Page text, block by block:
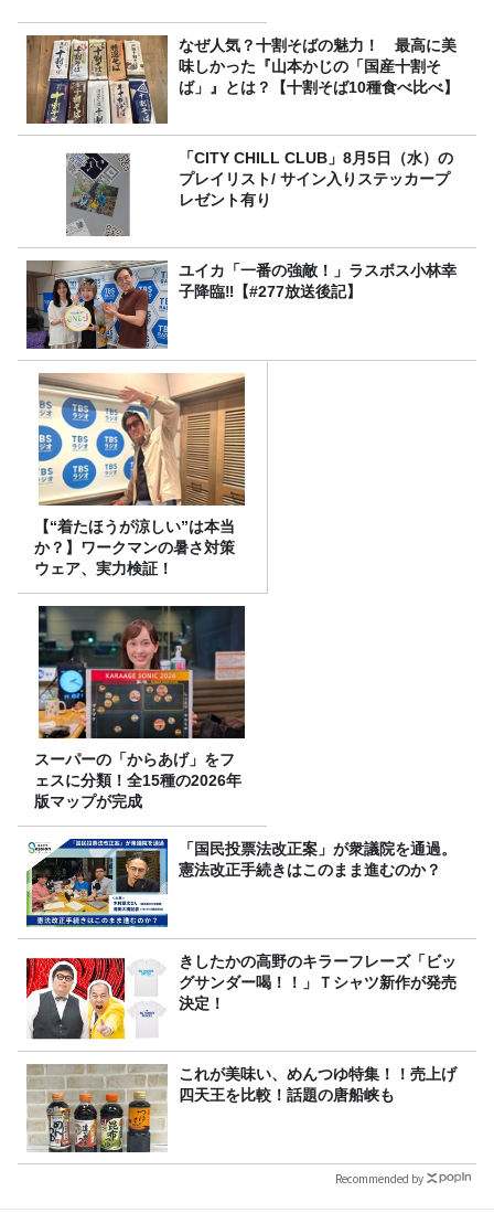
なぜ人気？十割そばの魅力！ 最高に美
味しかった『山本かじの「国産十割そ
ば」』とは？【十割そば10種食べ比べ】
「CITY CHILL CLUB」8月5日（水）の
プレイリスト/ サイン入りステッカープ
レゼント有り
ユイカ「一番の強敵！」ラスボス小林幸
子降臨‼【#277放送後記】
【“着たほうが涼しい”は本当
か？】ワークマンの暑さ対策
ウェア、実力検証！
スーパーの「からあげ」をフ
ェスに分類！全15種の2026年
版マップが完成
「国民投票法改正案」が衆議院を通過。
憲法改正手続きはこのまま進むのか？
きしたかの高野のキラーフレーズ「ビッ
グサンダー喝！！」Ｔシャツ新作が発売
決定！
これが美味い、めんつゆ特集！！売上げ
四天王を比較！話題の唐船峡も
Recommended by